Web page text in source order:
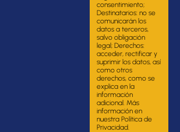
consentimiento;
Destinatarios: no se
comunicarán los
datos a terceros,
salvo obligación
legal; Derechos:
acceder, rectificar y
suprimir los datos, así
como otros
derechos, como se
explica en la
información
adicional. Más
información en
nuestra Política de
Privacidad.